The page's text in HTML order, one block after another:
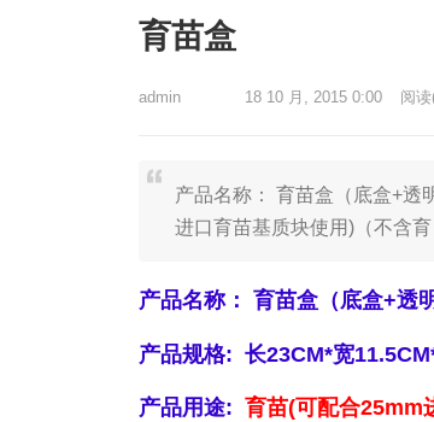
育苗盒
admin 18 10 月, 2015 0:00 阅读
产品名称： 育苗盒（底盒+透
进口育苗基质块使用)（不含
产品名称： 育苗盒（底盒+透
产品规格: 长23CM*宽
产品用途: 育苗(可配合25mm